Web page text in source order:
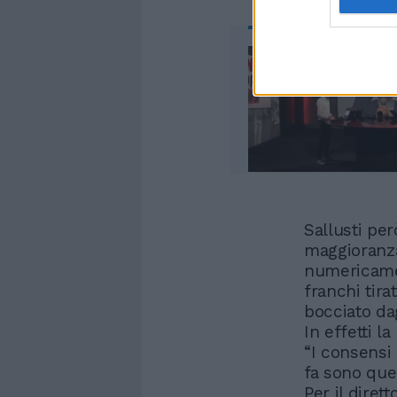
Sallusti
franchi
bocciato
In effetti la
“I
fa sono